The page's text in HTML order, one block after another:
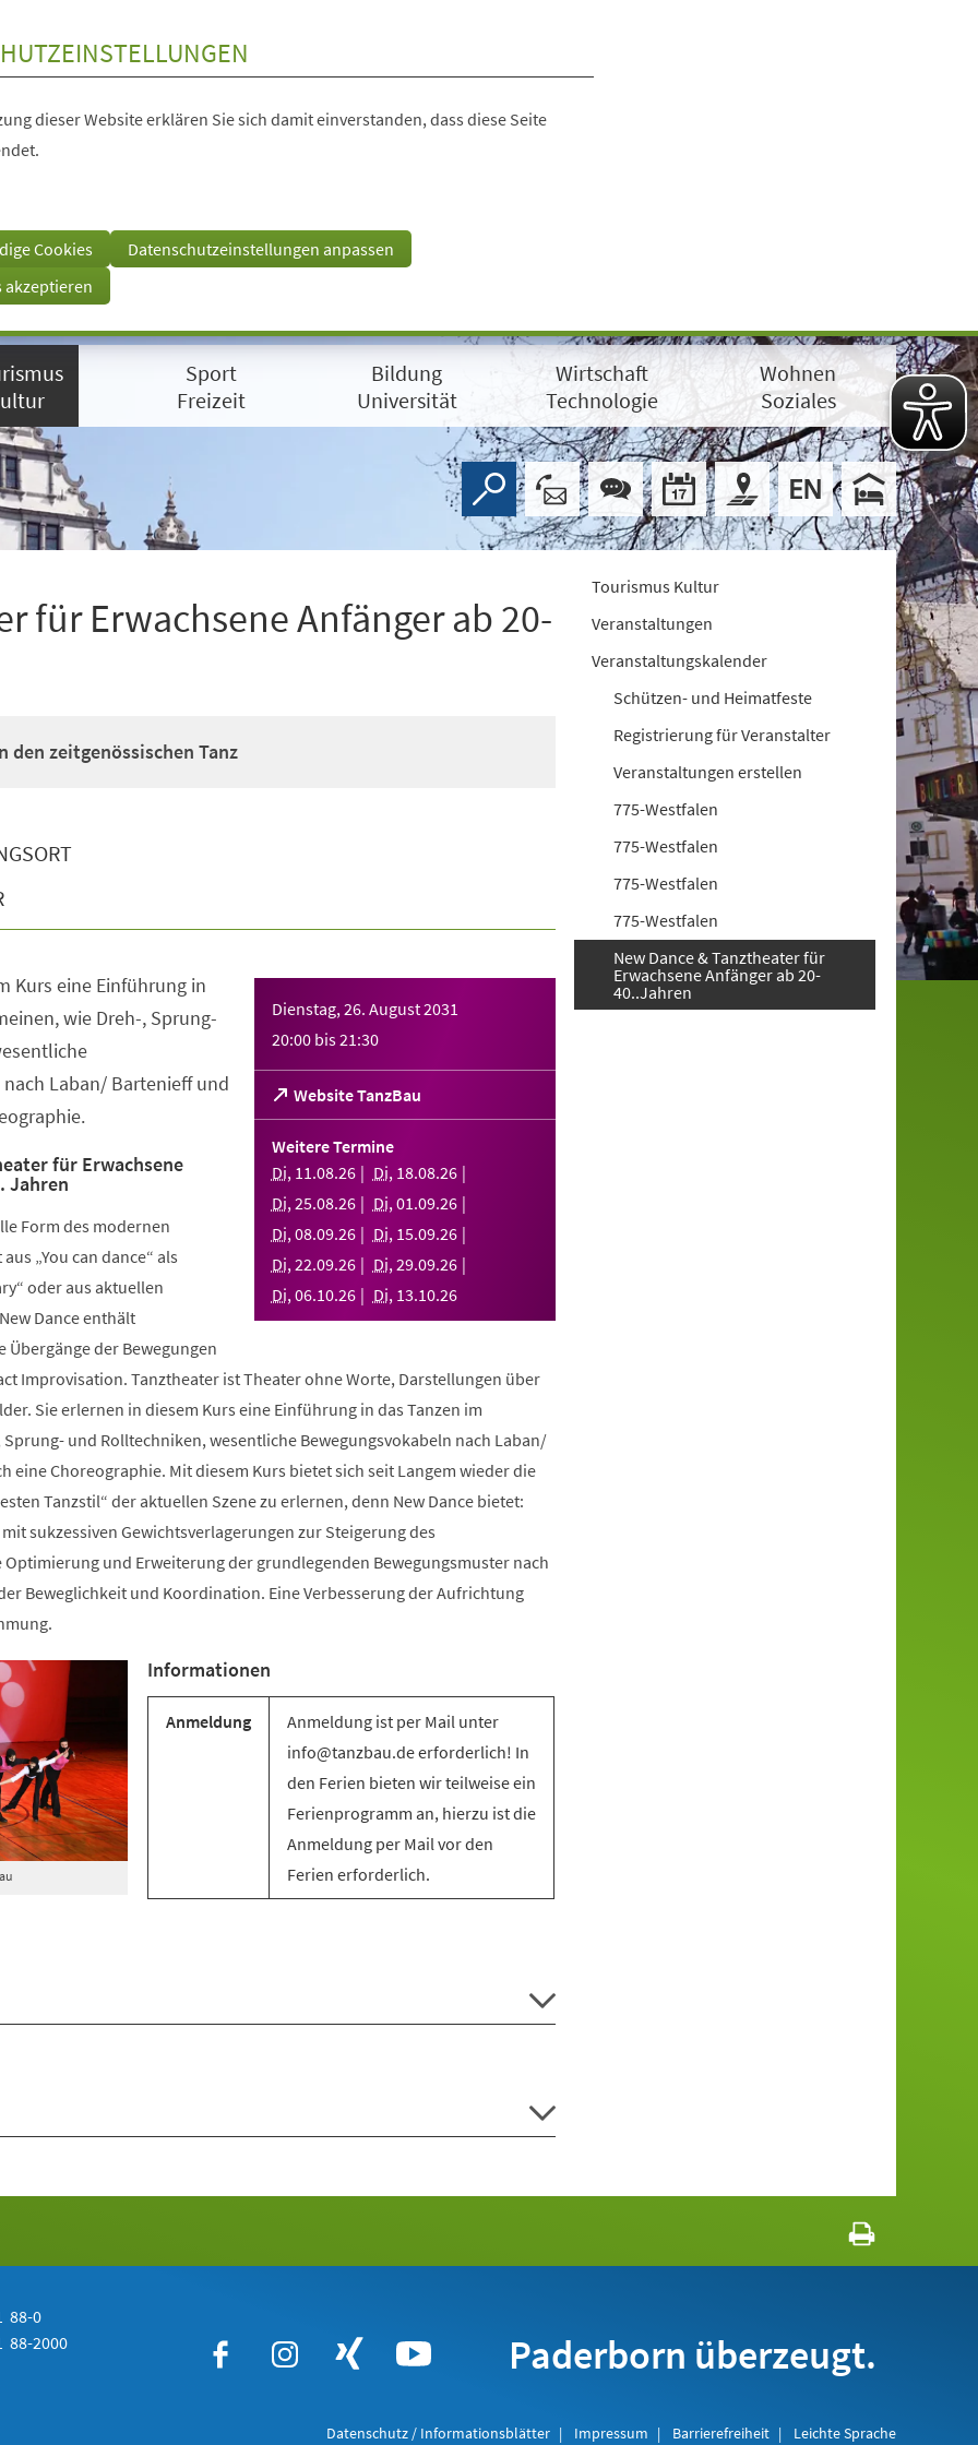
dieser Website erklären Sie sich damit einverstanden, dass diese Seite
Cookies
Datenschutzeinstellungen anpassen
akzeptieren
Sport
Freizeit
Bildung
Universität
Wirtschaft
Technologie
Wohnen
Soziales
für Erwachsene Anfänger ab 20-
den zeitgenössischen Tanz
Dienstag, 26. August 2031
20:00 bis21:30
Website TanzBau
(Öffnet
in
einem
neuen
Tab)
Weitere Termine
Di, 11.08.26 Di, 18.08.26
Di,25.08.26 Di,01.09.26
Di,08.09.26 Di, 15.09.26
Di,22.09.26 Di,29.09.26
Di,06.10.26 Di, 13.10.26
Kurs eine Einführung in
wie Dreh-, Sprung-
Laban/ Bartenieff und
für Erwachsene
Jahren
Form des modernen
„You can dance“ als
oder aus aktuellen
Dance enthält
der Bewegungen
Improvisation. Tanztheater ist Theater ohne Worte, Darstellungen über
Sie erlernen in diesem Kurs eine Einführung in das Tanzen im
und Rolltechniken, wesentliche Bewegungsvokabeln nach Laban/
eine Choreographie. Mit diesem Kurs bietet sich seit Langem wieder die
Tanzstil“ der aktuellen Szene zu erlernen, denn New Dance bietet:
sukzessiven Gewichtsverlagerungen zur Steigerung des
Optimierung und Erweiterung der grundlegenden Bewegungsmuster nach
Beweglichkeit und Koordination. Eine Verbesserung der Aufrichtung
Informationen
Anmeldung
Anmeldung ist per Mail unter
info@tanzbau.de erforderlich! In
den Ferien bieten wir teilweise ein
Ferienprogramm an, hierzu ist die
Anmeldung per Mail vor den
Ferien erforderlich.
Tourismus Kultur
Veranstaltungen
Veranstaltungskalender
Schützen- und Heimatfeste
Registrierung für Veranstalter
Veranstaltungen erstellen
775-Westfalen
775-Westfalen
775-Westfalen
775-Westfalen
New Dance & Tanztheater für
Erwachsene Anfänger ab 20-
40..Jahren
88-0
88-2000 Paderborn überzeugt.
Datenschutz / Informationsblätter Impressum Barrierefreiheit Leichte Sprache